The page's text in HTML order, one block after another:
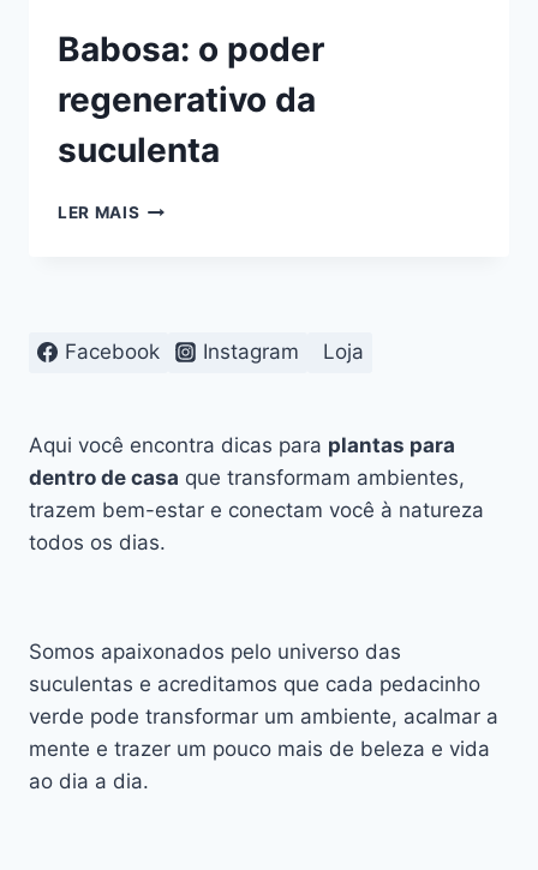
Babosa: o poder
regenerativo da
suculenta
LER MAIS BABOSA:
Facebook Instagram Loja
Aqui você encontra dicas para plantas para
dentro de casa que transformam ambientes,
trazem bem-estar e conectam você à natureza
todos os dias.
Somos apaixonados pelo universo das
suculentas e acreditamos que cada pedacinho
verde pode transformar um ambiente, acalmar a
mente e trazer um pouco mais de beleza e vida
ao dia a dia.